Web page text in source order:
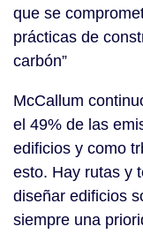
que se
prácticas de
carbón”
McCallum
el 49% de las
edificios y como
esto. Hay rutas y
diseñar edificios
siempre una